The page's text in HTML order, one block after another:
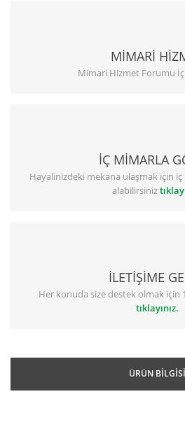
MİMARİ
Mimari Hizmet Forumu
İÇ MİMARLA
Hayalinizdeki mekana ulaşmak için iç
alabilirsiniz
İLETİŞİME
Her konuda size destek olmak için
tıklayınız.
ÜRÜN BILGISI